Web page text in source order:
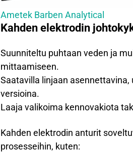
Ametek Barben Analytical
Kahden elektrodin
Suunniteltu puhtaan veden ja
mittaamiseen.
Saatavilla linjaan asennettavina,
versioina.
Laaja valikoima kennovakiota
Kahden elektrodin anturit
prosesseihin, kuten: